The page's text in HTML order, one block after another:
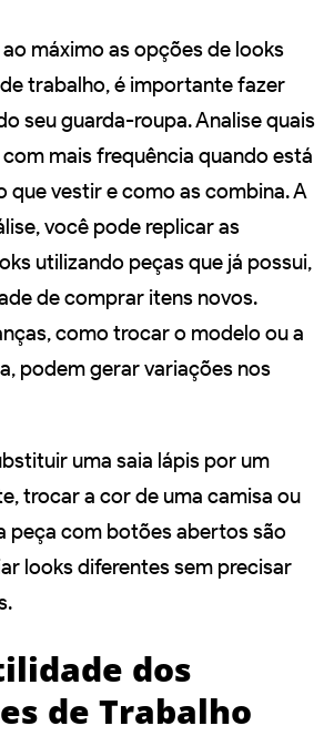
máximo as opções de looks
trabalho, é importante fazer
seu guarda-roupa. Analise quais
mais frequência quando está
que vestir e como as combina. A
você pode replicar as
utilizando peças que já possui,
de comprar itens novos.
como trocar o modelo ou a
podem gerar variações nos
uma saia lápis por um
trocar a cor de uma camisa ou
peça com botões abertos são
looks diferentes sem precisar
dos
de Trabalho